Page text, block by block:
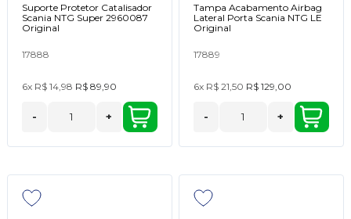
Suporte Protetor Catalisador
Scania NTG Super 2960087
Original
17888
6x R$ 14,98 R$ 89,90
- +
Tampa Acabamento Airbag
Lateral Porta Scania NTG LE
Original
17889
6x R$ 21,50 R$ 129,00
- +